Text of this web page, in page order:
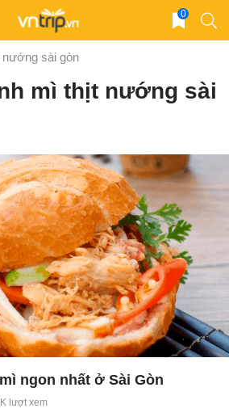
0
nướng sài gòn
mì thịt nướng sài
ngon nhất ở Sài Gòn
lượt xem